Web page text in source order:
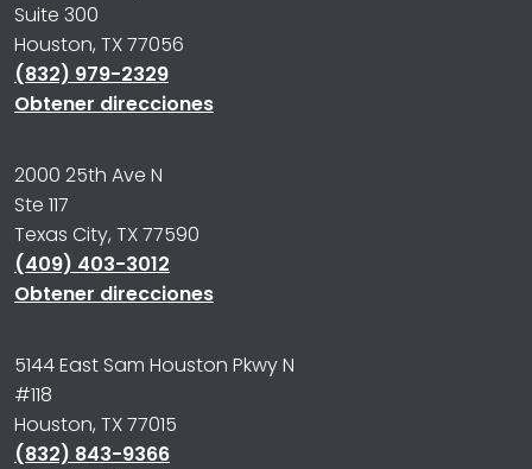
Suite 300
Houston, TX 77056
(832) 979-2329
Obtener direcciones
2000 25th Ave N
Ste 117
Texas City, TX 77590
(409) 403-3012
Obtener direcciones
5144 East Sam Houston Pkwy N
#118
Houston, TX 77015
(832) 843-9366